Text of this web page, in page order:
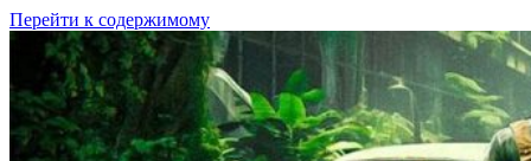
Перейти к содержимому